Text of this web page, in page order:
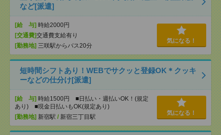
など[派遣]
[給 与] 時給2000円
[交通費]交通費支給有り
[勤務地] 三咲駅からバス20分
気になる！
短時間シフトあり！WEBでサクッと登録OK＊クッキ
ーなどの仕分け[派遣]
[給 与] 時給1500円 ■日払い・週払いOK！(規定
あり) ■現金日払いもOK(規定あり)
[勤務地] 新宿駅 / 新宿三丁目駅
気になる！